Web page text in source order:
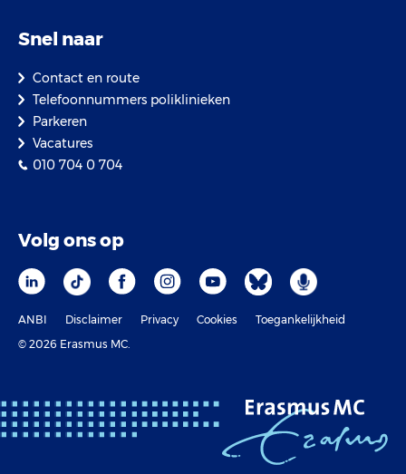
Snel naar
Contact en route
Telefoonnummers poliklinieken
Parkeren
Vacatures
010 704 0 704
Volg ons op
ANBI Disclaimer Privacy Cookies
Toegankelijkheid
© 2026 Erasmus MC.